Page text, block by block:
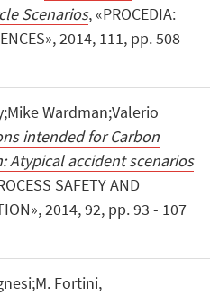
Scenarios, «PROCEDIA:
2014, 111, pp. 508 -
Wardman;Valerio
intended for Carbon
Atypical accident scenarios
SAFETY AND
2014, 92, pp. 93 - 107
Fortini,